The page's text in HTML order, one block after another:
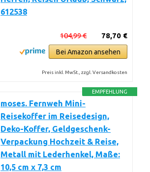
612538
78,70 €
104,99 €
Bei Amazon ansehen
Preis inkl. MwSt., zzgl. Versandkosten
EMPFEHLUNG
moses. Fernweh Mini-
Reisekoffer im Reisedesign,
Deko-Koffer, Geldgeschenk-
Verpackung Hochzeit & Reise,
Metall mit Lederhenkel, Maße:
10,5 cm x 7,3 cm